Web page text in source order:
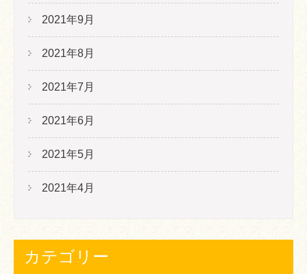
2021年9月
2021年8月
2021年7月
2021年6月
2021年5月
2021年4月
カテゴリー